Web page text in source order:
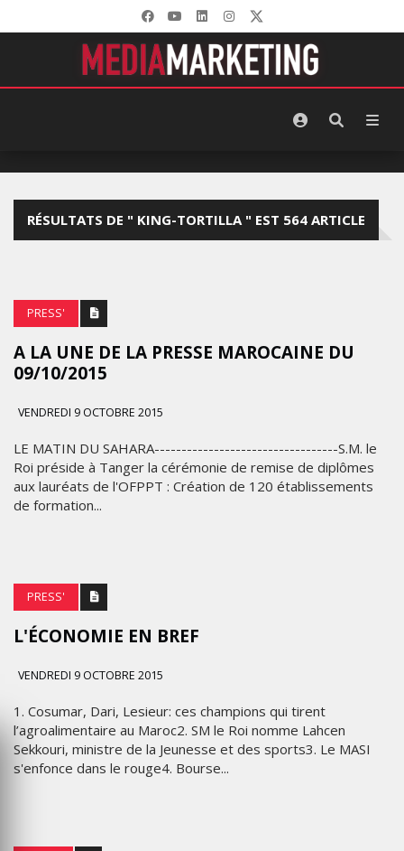
RÉSULTATS DE " KING-TORTILLA " EST 564 ARTICLE
PRESS'
A LA UNE DE LA PRESSE MAROCAINE DU
09/10/2015
VENDREDI 9 OCTOBRE 2015
LE MATIN DU SAHARA----------------------------------S.M. le
Roi préside à Tanger la cérémonie de remise de diplômes
aux lauréats de l'OFPPT : Création de 120 établissements
de formation...
PRESS'
L'ÉCONOMIE EN BREF
VENDREDI 9 OCTOBRE 2015
1. Cosumar, Dari, Lesieur: ces champions qui tirent
l’agroalimentaire au Maroc2. SM le Roi nomme Lahcen
Sekkouri, ministre de la Jeunesse et des sports3. Le MASI
s'enfonce dans le rouge4. Bourse...